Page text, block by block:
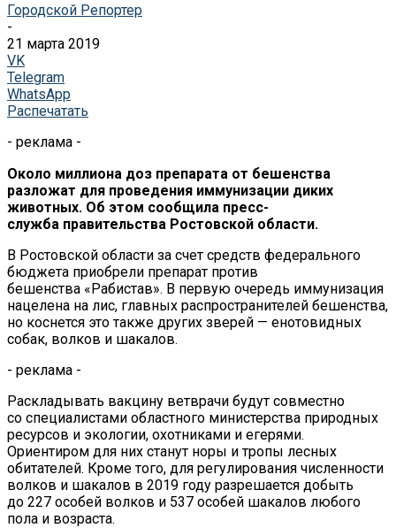
Городской Репортер
-
21 марта 2019
VK
Telegram
WhatsApp
Распечатать
- реклама -
Около миллиона доз препарата от бешенства
разложат для проведения иммунизации диких
животных. Об этом сообщила пресс-
служба правительства Ростовской области.
В Ростовской области за счет средств федерального
бюджета приобрели препарат против
бешенства «Рабистав». В первую очередь иммунизация
нацелена на лис, главных распространителей бешенства,
но коснется это также других зверей — енотовидных
собак, волков и шакалов.
- реклама -
Раскладывать вакцину ветврачи будут совместно
со специалистами областного министерства природных
ресурсов и экологии, охотниками и егерями.
Ориентиром для них станут норы и тропы лесных
обитателей. Кроме того, для регулирования численности
волков и шакалов в 2019 году разрешается добыть
до 227 особей волков и 537 особей шакалов любого
пола и возраста.